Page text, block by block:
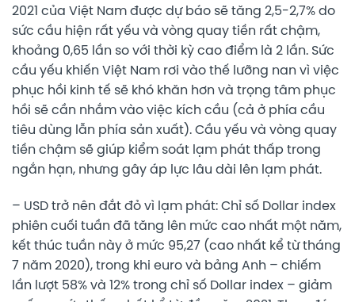
2021 của Việt Nam được dự báo sẽ tăng 2,5-2,7% do
sức cầu hiện rất yếu và vòng quay tiền rất chậm,
khoảng 0,65 lần so với thời kỳ cao điểm là 2 lần. Sức
cầu yếu khiến Việt Nam rơi vào thế lưỡng nan vì việc
phục hồi kinh tế sẽ khó khăn hơn và trọng tâm phục
hồi sẽ cần nhắm vào việc kích cầu (cả ở phía cầu
tiêu dùng lẫn phía sản xuất). Cầu yếu và vòng quay
tiền chậm sẽ giúp kiểm soát lạm phát thấp trong
ngắn hạn, nhưng gây áp lực lâu dài lên lạm phát.
– USD trở nên đắt đỏ vì lạm phát: Chỉ số Dollar index
phiên cuối tuần đã tăng lên mức cao nhất một năm,
kết thúc tuần này ở mức 95,27 (cao nhất kể từ tháng
7 năm 2020), trong khi euro và bảng Anh – chiếm
lần lượt 58% và 12% trong chỉ số Dollar index – giảm